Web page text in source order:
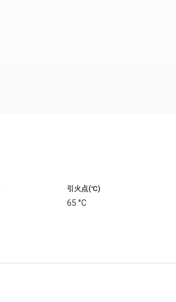
引火点(℃)
65 °C